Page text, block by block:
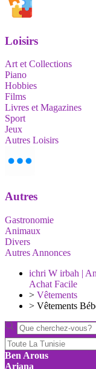
Loisirs
Art et Collections
Piano
Hobbies
Films
Livres et Magazines
Sport
Jeux
Autres Loisirs
Autres
Gastronomie
Animaux
Divers
Autres Annonces
ichri W irbah |
Achat Facile
> Vêtements
> Vêtements
Ben Arous
Ariana